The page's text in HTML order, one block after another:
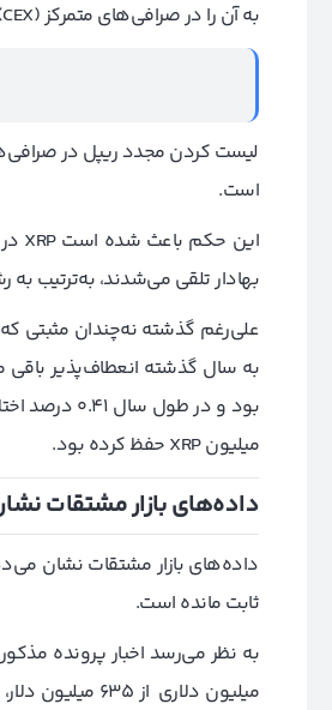
به آن را در صرافی‌های متمرکز (CEX) به ۶.۰۵ میلیارد دلار رسانده که نسبت به روز گذشته، ۱۳۵۱ درصد افزایش یافته است.
لیست کردن مجدد ریپل در
است.
بهادار تلقی می‌شدند، به‌ترتیب به رشدهایی 20 و 28
میلیون XRP حفظ کرده بود.
داده‌های بازار مشتقات
داده‌های بازار مشتقات نشان
ثابت مانده است.